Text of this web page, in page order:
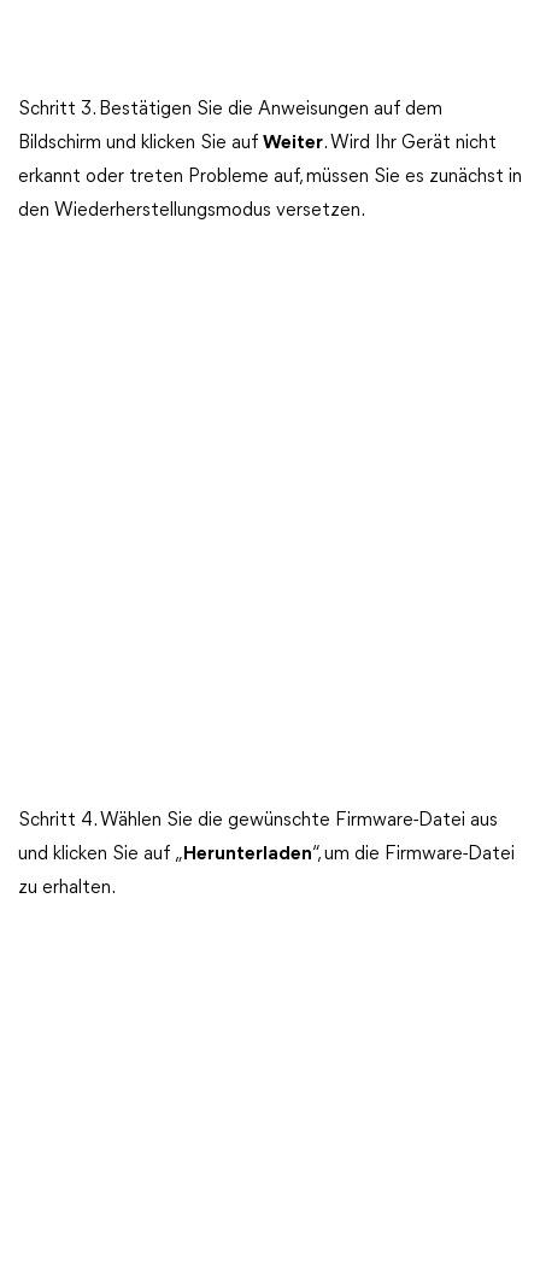
Schritt 3. Bestätigen Sie die Anweisungen auf dem
Bildschirm und klicken Sie auf Weiter. Wird Ihr Gerät nicht
erkannt oder treten Probleme auf, müssen Sie es zunächst in
den Wiederherstellungsmodus versetzen.
Schritt 4. Wählen Sie die gewünschte Firmware-Datei aus
und klicken Sie auf „ Herunterladen“, um die Firmware-Datei
zu erhalten.